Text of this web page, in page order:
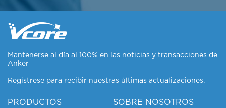
Mantenerse al día al 100% en las noticias y transacciones de
Anker
Regístrese para recibir nuestras últimas actualizaciones.
PRODUCTOS SOBRE NOSOTROS